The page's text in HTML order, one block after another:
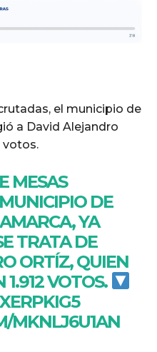
el municipio de
a David Alejandro
votos.
MESAS
DE
YA
TRATA DE
ORTÍZ, QUIEN
1.912 VOTOS.
MKNLJ6U1AN